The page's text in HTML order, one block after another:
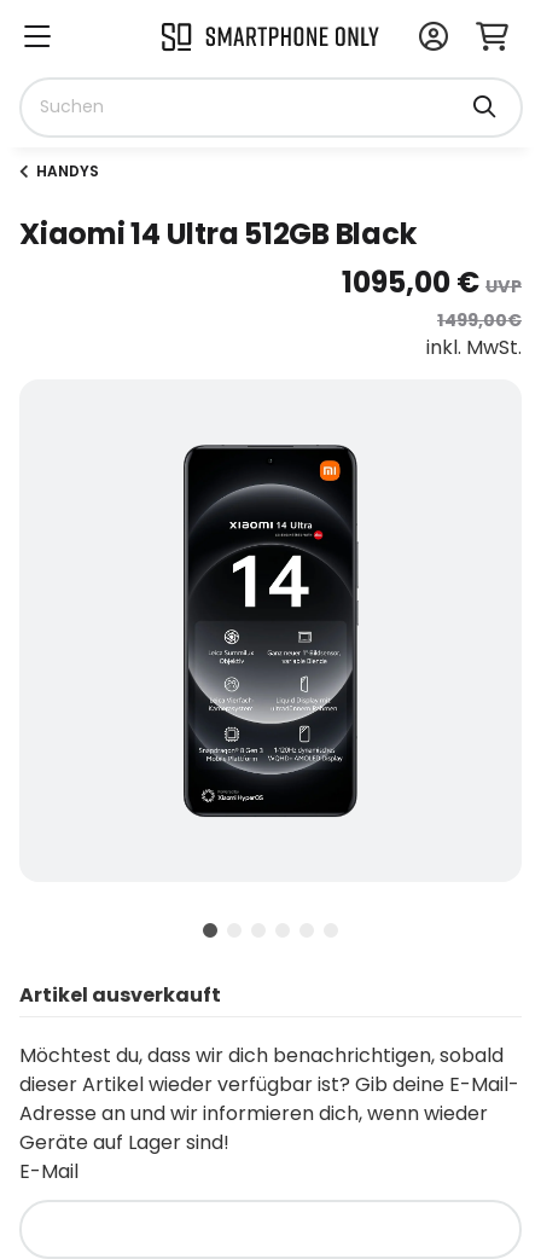
HANDYS
Xiaomi 14 Ultra 512GB Black
1095,00 € UVP
1499,00€
inkl. MwSt.
Artikel ausverkauft
Möchtest du, dass wir dich benachrichtigen, sobald
dieser Artikel wieder verfügbar ist? Gib deine E-Mail-
Adresse an und wir informieren dich, wenn wieder
Geräte auf Lager sind!
E-Mail